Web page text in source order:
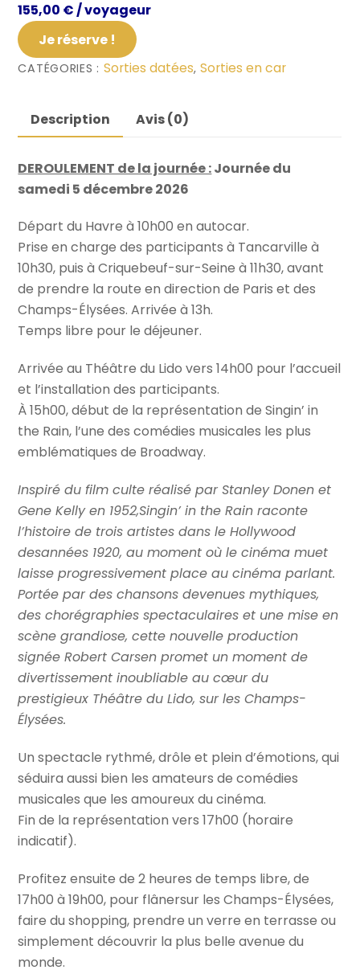
155,00 € / voyageur
CATÉGORIES : Sorties datées,Sorties en car
Description Avis (0)
DEROULEMENT de la journée :Journée du
samedi 5 décembre 2026
Départ du Havre à 10h00 en autocar.
Prise en charge des participants à Tancarville à
10h30, puis à Criquebeuf-sur-Seine à 11h30, avant
de prendre la route en direction de Paris et des
Champs-Élysées. Arrivée à 13h.
Temps libre pour le déjeuner.
Arrivée au Théâtre du Lido vers 14h00 pour l’accueil
et l’installation des participants.
À 15h00, début de la représentation de Singin’ in
the Rain, l’une des comédies musicales les plus
emblématiques de Broadway.
Inspiré du film culte réalisé par Stanley Donen et
Gene Kelly en 1952,Singin’ in the Rain raconte
l’histoire de trois artistes dans le Hollywood
desannées 1920, au moment où le cinéma muet
laisse progressivement place au cinéma parlant.
Portée par des chansons devenues mythiques,
des chorégraphies spectaculaires et une mise en
scène grandiose, cette nouvelle production
signée Robert Carsen promet un moment de
divertissement inoubliable au cœur du
prestigieux Théâtre du Lido, sur les Champs-
Élysées.
Un spectacle rythmé, drôle et plein d’émotions, qui
séduira aussi bien les amateurs de comédies
musicales que les amoureux du cinéma.
Fin de la représentation vers 17h00 (horaire
indicatif).
Profitez ensuite de 2 heures de temps libre, de
17h00 à 19h00, pour flânersur les Champs-Élysées,
faire du shopping, prendre un verre en terrasse ou
simplement découvrir la plus belle avenue du
monde.